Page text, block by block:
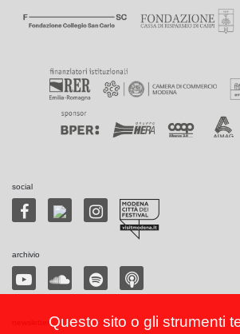
social
archivio
Questo sito o gli strumenti